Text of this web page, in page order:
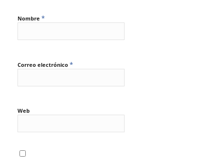
Nombre *
Correo electrónico *
Web